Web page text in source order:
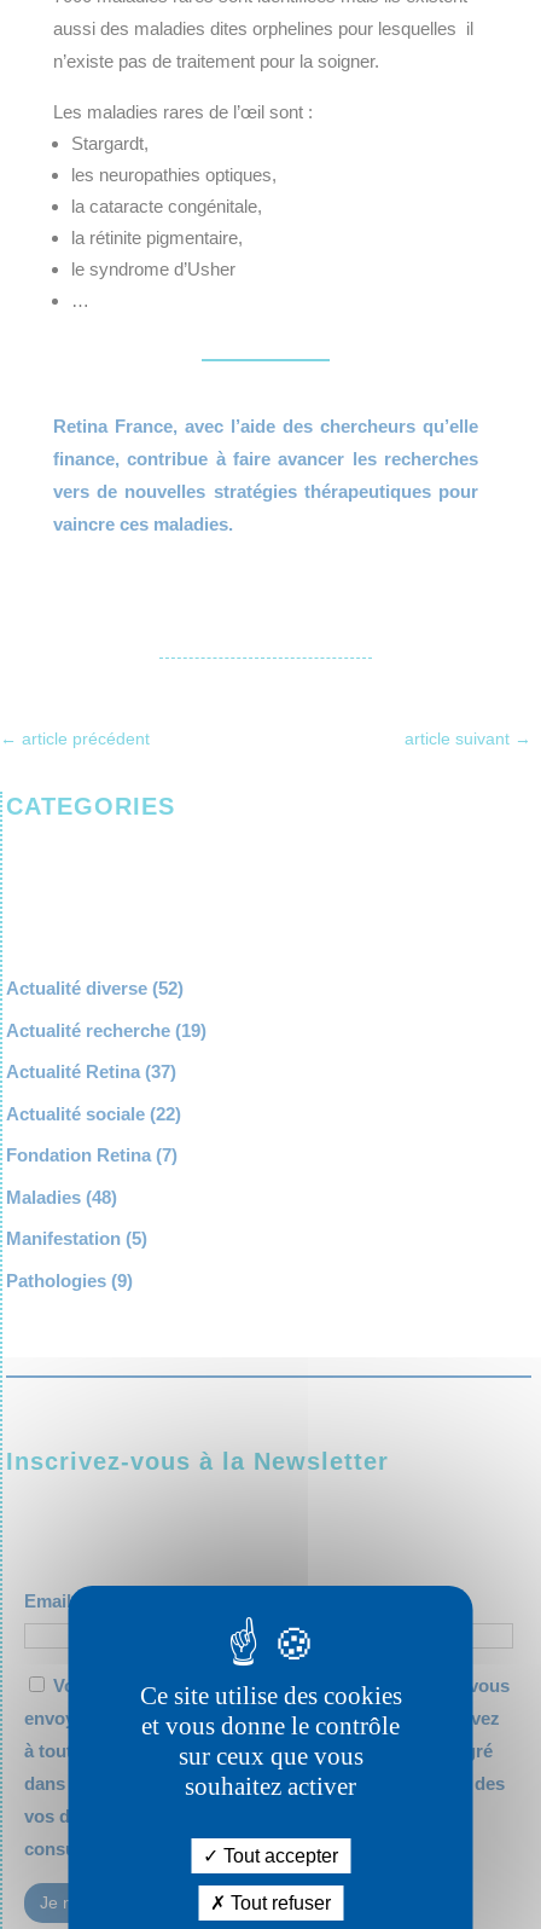
Ce site utilise des cookies
et vous donne le contrôle
sur ceux que vous
souhaitez activer
Tout accepter
Tout refuser
aussi des maladies dites orphelines pour lesquelles il
n’existe pas de traitement pour la soigner.
Les maladies rares de l’œil sont :
Stargardt,
les neuropathies optiques,
la cataracte congénitale,
la rétinite pigmentaire,
le syndrome d’Usher
…
Retina France, avec l’aide des chercheurs qu’elle
finance, contribue à faire avancer les recherches
vers de nouvelles stratégies thérapeutiques pour
vaincre ces maladies.
← article précédent article suivant →
CATEGORIES
Actualité diverse (52)
Actualité recherche (19)
Actualité Retina(37)
Actualité sociale (22)
Fondation Retina(7)
Maladies (48)
Manifestation (5)
Pathologies (9)
Inscrivez-vous à la Newsletter
Email*
Votre adresse email est uniquement utilisée pour vous
envoyer les lettres d'information de Retina. Vous pouvez
à tout moment utiliser le lien de désabonnement intégré
dans la newsletter. Pour en savoir plus sur la gestion des
vos données personnelles et exercer vos droits,
consultez la
politique de protection des données.